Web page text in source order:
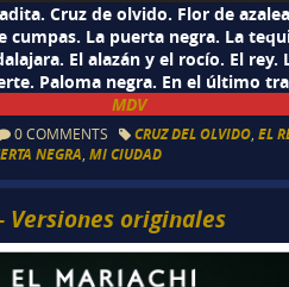
Cruz de olvido. Flor de
cumpas. La puerta negra. La
El alazán y el rocío. El rey.
Paloma negra. En el último
MDV
0 COMMENTS CRUZ DEL OLVIDO ,EL
NEGRA ,MI CIUDAD
Versiones originales